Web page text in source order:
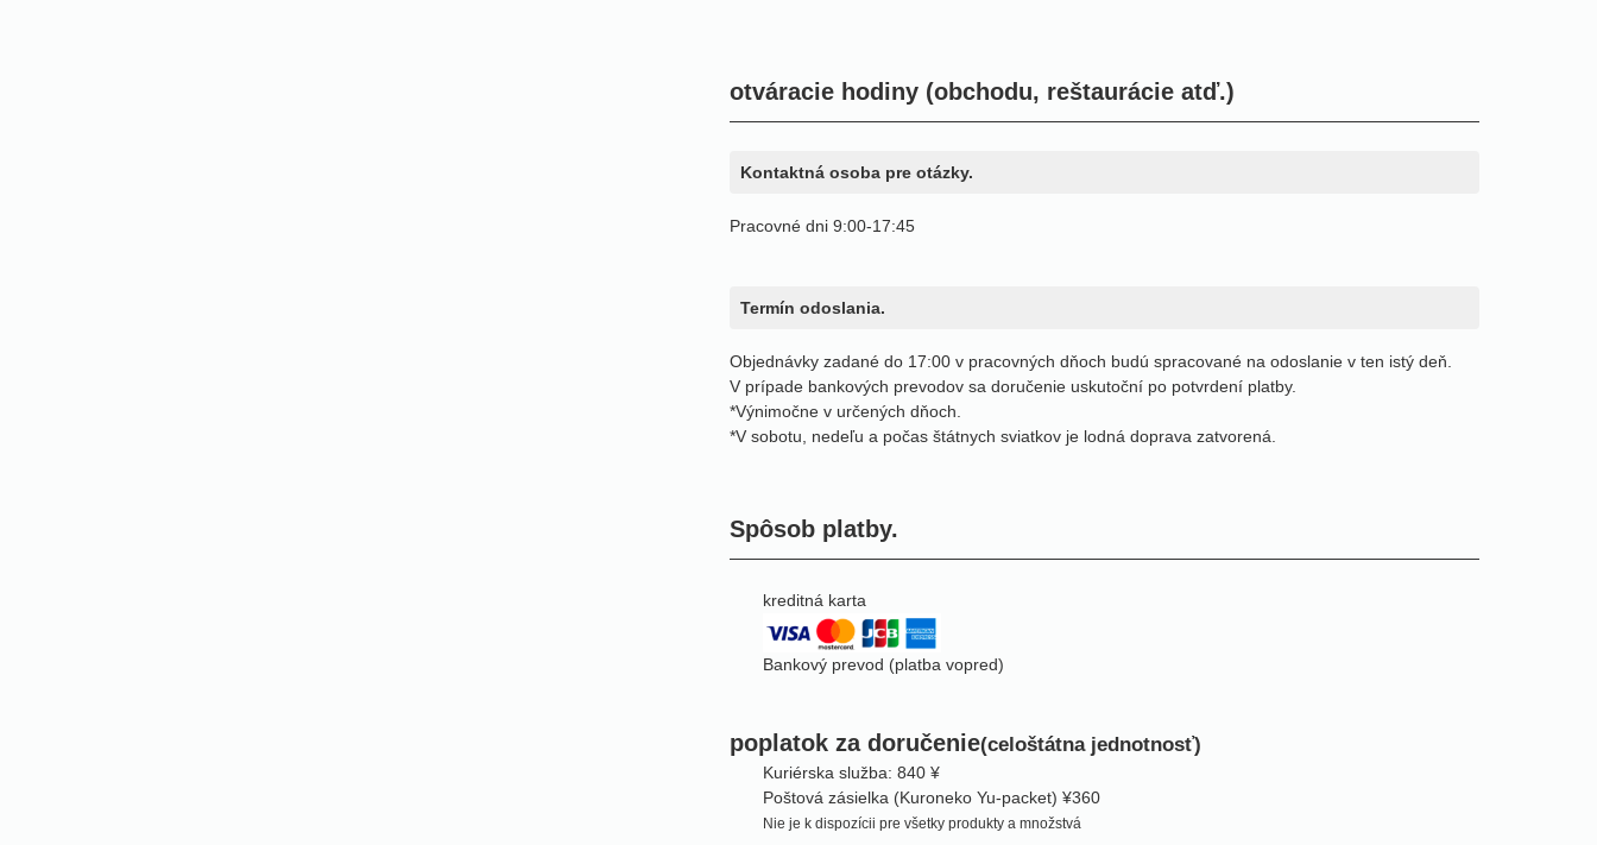
otváracie hodiny (obchodu, reštaurácie atď.)
Kontaktná osoba pre otázky.
Pracovné dni 9:00-17:45
Termín odoslania.
Objednávky zadané do 17:00 v pracovných dňoch budú spracované na odoslanie v ten istý deň.
V prípade bankových prevodov sa doručenie uskutoční po potvrdení platby.
*Výnimočne v určených dňoch.
*V sobotu, nedeľu a počas štátnych sviatkov je lodná doprava zatvorená.
Spôsob platby.
kreditná karta
Bankový prevod (platba vopred)
poplatok za doručenie(celoštátna jednotnosť)
Kuriérska služba: 840 ¥
Poštová zásielka (Kuroneko Yu-packet) ¥360
Nie je k dispozícii pre všetky produkty a množstvá
LVA